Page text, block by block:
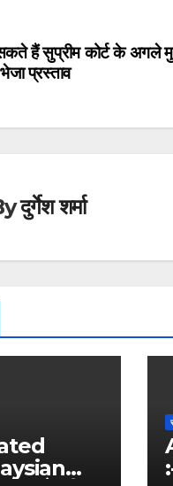
हैं सुप्रीम कोर्ट के अगले
प्रस्ताव
दुर्गेश शर्मा